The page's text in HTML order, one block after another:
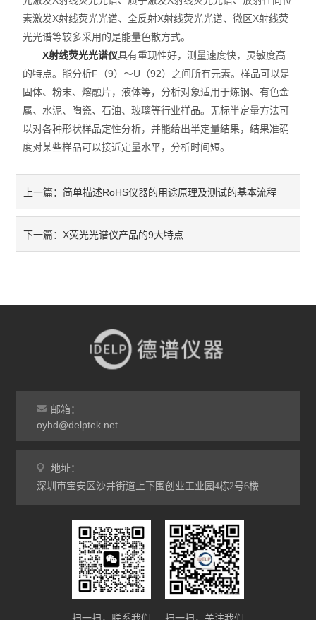
不锈钢分析仪
金属合金分析仪
镀层测厚仪/膜厚仪
维修国内、国外ROHS检测仪
口罩设备
气质联用仪
素激发X射线荧光光谱、全反射X射线荧光光谱、微区X射线荧
光光谱等较多采用的是能量色散方式。
X射线荧光光谱仪具有重现性好，测量速度快，灵敏度高
的特点。能分析F（9）～U（92）之间所有元素。样品可以是
固体、粉末、熔融片，液体等，分析对象适用于炼钢、有色金
属、水泥、陶瓷、石油、玻璃等行业样品。无标半定量方法可
以对各种形状样品定性分析，并能给出半定量结果，结果准确
度对某些样品可以接近定量水平，分析时间短。
上一篇：简单描述RoHS仪器的用途原理及测试的基本流程
下一篇：X荧光光谱仪产品的9大特点
邮箱：
oyhd@delptek.net
地址：
深圳市宝安区沙井街道上下围创业工业园4栋2号6楼